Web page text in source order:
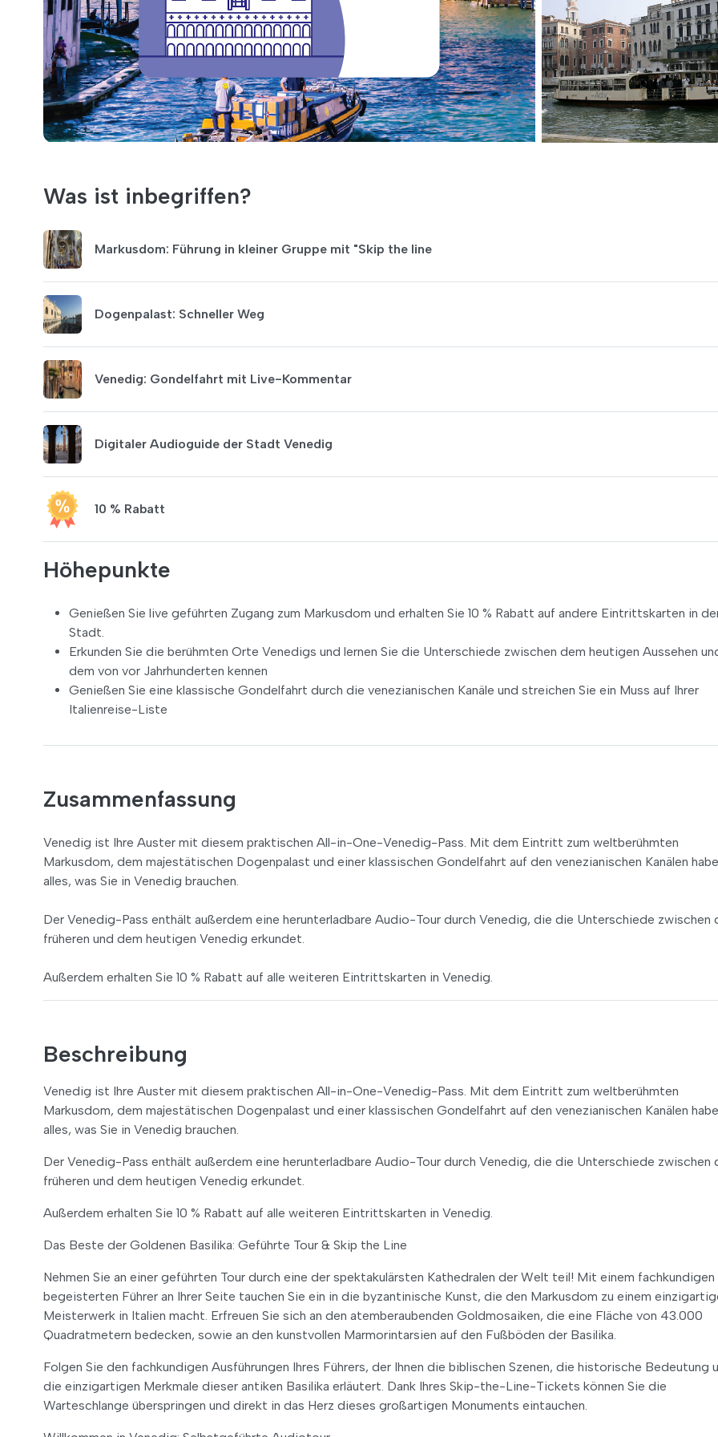
Was ist inbegriffen?
Markusdom: Führung in kleiner Gruppe mit "Skip the line
Dogenpalast: Schneller Weg
Venedig: Gondelfahrt mit Live-Kommentar
Digitaler Audioguide der Stadt Venedig
10 % Rabatt
Höhepunkte
Genießen Sie live geführten Zugang zum Markusdom und erhalten Sie 10 % Rabatt auf andere Eintrittskarten in
Stadt.
Erkunden Sie die berühmten Orte Venedigs und lernen Sie die Unterschiede zwischen dem heutigen Aussehen
dem von vor Jahrhunderten kennen
Genießen Sie eine klassische Gondelfahrt durch die venezianischen Kanäle und streichen Sie ein Muss auf Ihrer
Italienreise-Liste
Zusammenfassung
Venedig ist Ihre Auster mit diesem praktischen All-in-One-Venedig-Pass. Mit dem Eintritt zum weltberühmten
Markusdom, dem majestätischen Dogenpalast und einer klassischen Gondelfahrt auf den venezianischen Kanälen
alles, was Sie in Venedig brauchen.
Der Venedig-Pass enthält außerdem eine herunterladbare Audio-Tour durch Venedig, die die Unterschiede zwischen
früheren und dem heutigen Venedig erkundet.
Außerdem erhalten Sie 10 % Rabatt auf alle weiteren Eintrittskarten in Venedig.
Beschreibung
Venedig ist Ihre Auster mit diesem praktischen All-in-One-Venedig-Pass. Mit dem Eintritt zum weltberühmten
Markusdom, dem majestätischen Dogenpalast und einer klassischen Gondelfahrt auf den venezianischen Kanälen
alles, was Sie in Venedig brauchen.
Der Venedig-Pass enthält außerdem eine herunterladbare Audio-Tour durch Venedig, die die Unterschiede zwischen
früheren und dem heutigen Venedig erkundet.
Außerdem erhalten Sie 10 % Rabatt auf alle weiteren Eintrittskarten in Venedig.
Das Beste der Goldenen Basilika: Geführte Tour & Skip the Line
Nehmen Sie an einer geführten Tour durch eine der spektakulärsten Kathedralen der Welt teil! Mit einem fachkundigen
begeisterten Führer an Ihrer Seite tauchen Sie ein in die byzantinische Kunst, die den Markusdom zu einem
Meisterwerk in Italien macht. Erfreuen Sie sich an den atemberaubenden Goldmosaiken, die eine Fläche von 43.000
Quadratmetern bedecken, sowie an den kunstvollen Marmorintarsien auf den Fußböden der Basilika.
Folgen Sie den fachkundigen Ausführungen Ihres Führers, der Ihnen die biblischen Szenen, die historische Bedeutung
die einzigartigen Merkmale dieser antiken Basilika erläutert. Dank Ihres Skip-the-Line-Tickets können Sie die
Warteschlange überspringen und direkt in das Herz dieses großartigen Monuments eintauchen.